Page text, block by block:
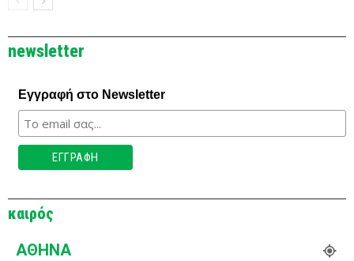
newsletter
Εγγραφή στο Newsletter
καιρός
ΑΘΉΝΑ